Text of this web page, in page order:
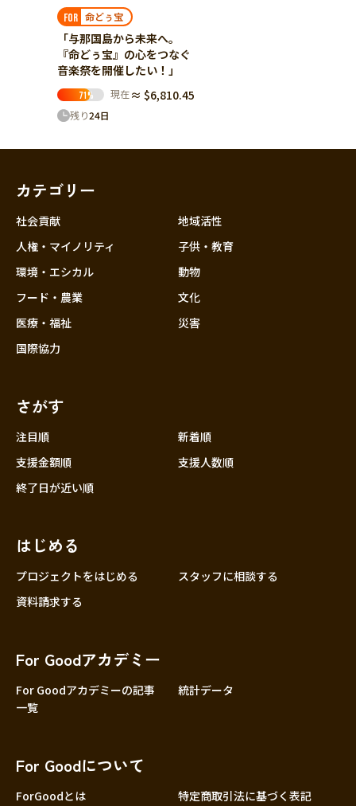
FOR 命どぅ宝
「与那国島から未来へ。
『命どぅ宝』の心をつなぐ
音楽祭を開催したい！」
71 % 現在 ≈ $6,810.45
残り24日
カテゴリー
社会貢献
人権・マイノリティ
環境・エシカル
フード・農業
医療・福祉
国際協力
地域活性
子供・教育
動物
文化
災害
さがす
注目順
新着順
支援金額順
支援人数順
終了日が近い順
はじめる
プロジェクトをはじめる
スタッフに相談する
資料請求する
For Goodアカデミー
For Goodアカデミーの記事
一覧
統計データ
For Goodについて
ForGoodとは
特定商取引法に基づく表記